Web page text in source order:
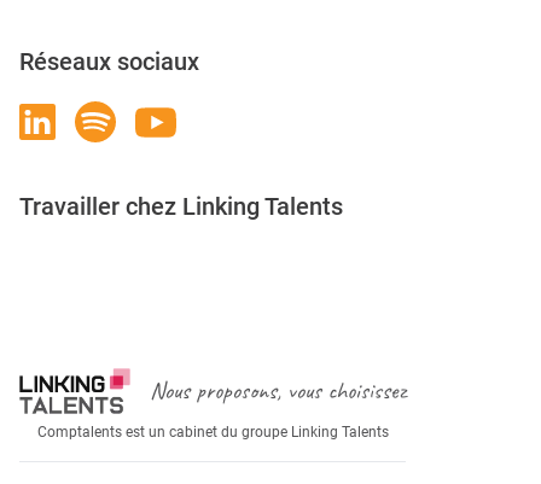
Réseaux sociaux
Travailler chez Linking Talents
Nous proposons, vous choisissez
Comptalents est un cabinet du groupe Linking Talents